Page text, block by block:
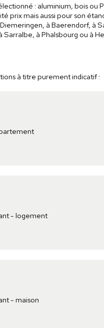
: aluminium, bois ou
prix mais aussi pour son
à Baerendorf, à
Sarralbe, à Phalsbourg ou à
à titre purement indicatif :
- logement
- maison